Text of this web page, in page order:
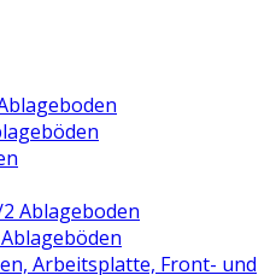
Ablageboden
Arbeitsplatte, Front- und